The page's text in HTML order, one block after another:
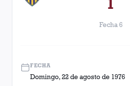
Fecha 6
FECHA
Domingo, 22 de agosto de 1976